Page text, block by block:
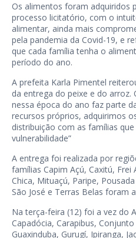
Os alimentos foram adquiridos
processo licitatório, com o
alimentar, ainda mais
pela pandemia da Covid-19, e
que cada família tenha o
período do ano.
A prefeita Karla Pimentel
da entrega do peixe e do arroz.
nessa época do ano faz parte
recursos próprios, adquirimos
distribuição com as famílias
vulnerabilidade”
A entrega foi realizada por
famílias Capim Açú, Caxitú,
Chica, Mituaçú, Paripe,
São José e Terras Belas foram
Na terça-feira (12) foi a vez do
Capadócia, Carapibus,
Guaxinduba, Gurugí, Ipiranga,